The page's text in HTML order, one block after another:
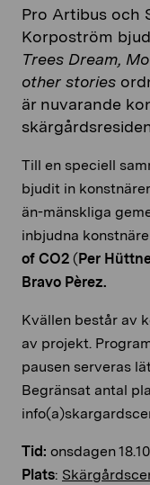
Pro Artibus och
Korpoström
Trees Dream,
other stories
är nuvarande
Till en speciell
bjudit in
än-mänskliga
inbjudna
of CO2 ( Per
Bravo Pèrez.
Kvällen består av
av projekt.
pausen serveras
Begränsat antal
Tid: onsdagen
Plats: